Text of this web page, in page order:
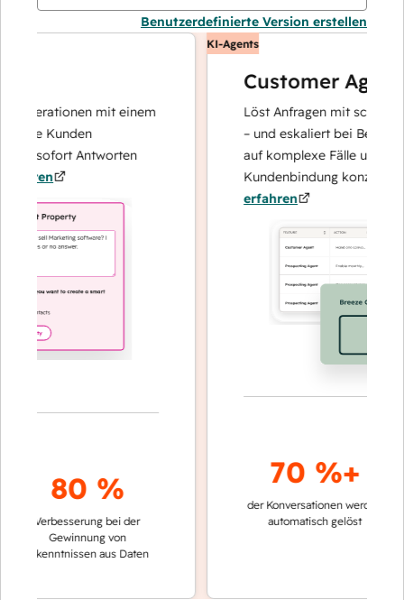
Benutzerdefinierte Version erstellen
mit einem
Kunden
sofort Antworten
80 %
Verbesserung bei der
Gewinnung von
Erkenntnissen aus Daten
KI-Agents
Customer Agent
Löst Anfragen mit schnellen,
– und eskaliert bei Bedarf,
auf komplexe Fälle und den
Kundenbindung konzentrieren
erfahren
70 %+
der Konversationen werden
automatisch gelöst